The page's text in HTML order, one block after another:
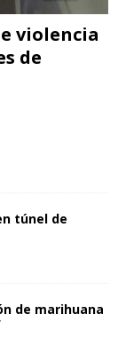
violencia
de
túnel de
de marihuana